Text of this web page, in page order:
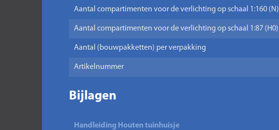
Aantal compartimenten voor de verlichting op schaal 1:160 (N)
Aantal compartimenten voor de verlichting op schaal 1:87 (H0)
Aantal (bouwpakketten) per verpakking
Artikelnummer
Bijlagen
Handleiding Houten tuinhuisje